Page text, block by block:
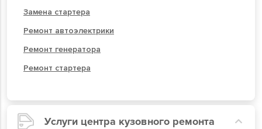
Замена стартера
Ремонт автоэлектрики
Ремонт генератора
Ремонт стартера
Услуги центра кузовного ремонта